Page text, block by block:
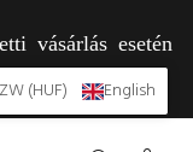
vásárlás esetén
ZW (HUF) English